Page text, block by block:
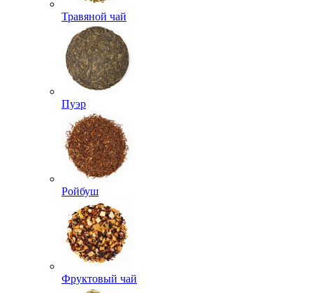
Травяной чай
Пуэр
Ройбуш
Фруктовый чай